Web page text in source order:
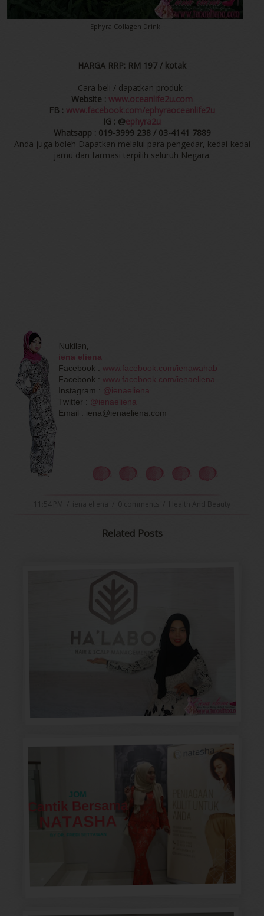
Ephyra Collagen Drink
HARGA RRP: RM 197 / kotak
Cara beli / dapatkan produk :
Website : www.oceanlife2u.com
FB : www.facebook.com/ephyraoceanlife2u
IG : @ephyra2u
Whatsapp : 019-3999 238 / 03-4141 7889
Anda juga boleh Dapatkan melalui para pengedar, kedai-kedai
jamu dan farmasi terpilih seluruh Negara.
Nukilan,
iena eliena
Facebook : www.facebook.com/ienawahab
Facebook : www.facebook.com/ienaeliena
Instagram : @ienaeliena
Twitter : @ienaeliena
Email : iena@ienaeliena.com
Related Posts